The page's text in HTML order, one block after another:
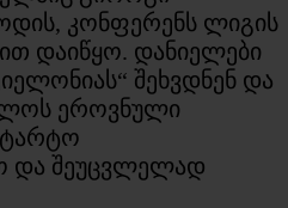
კონფერენს ლიგის
დაიწყო. დანიელები
შეხვდნენ და
ეროვნული
და შეუცვლელად